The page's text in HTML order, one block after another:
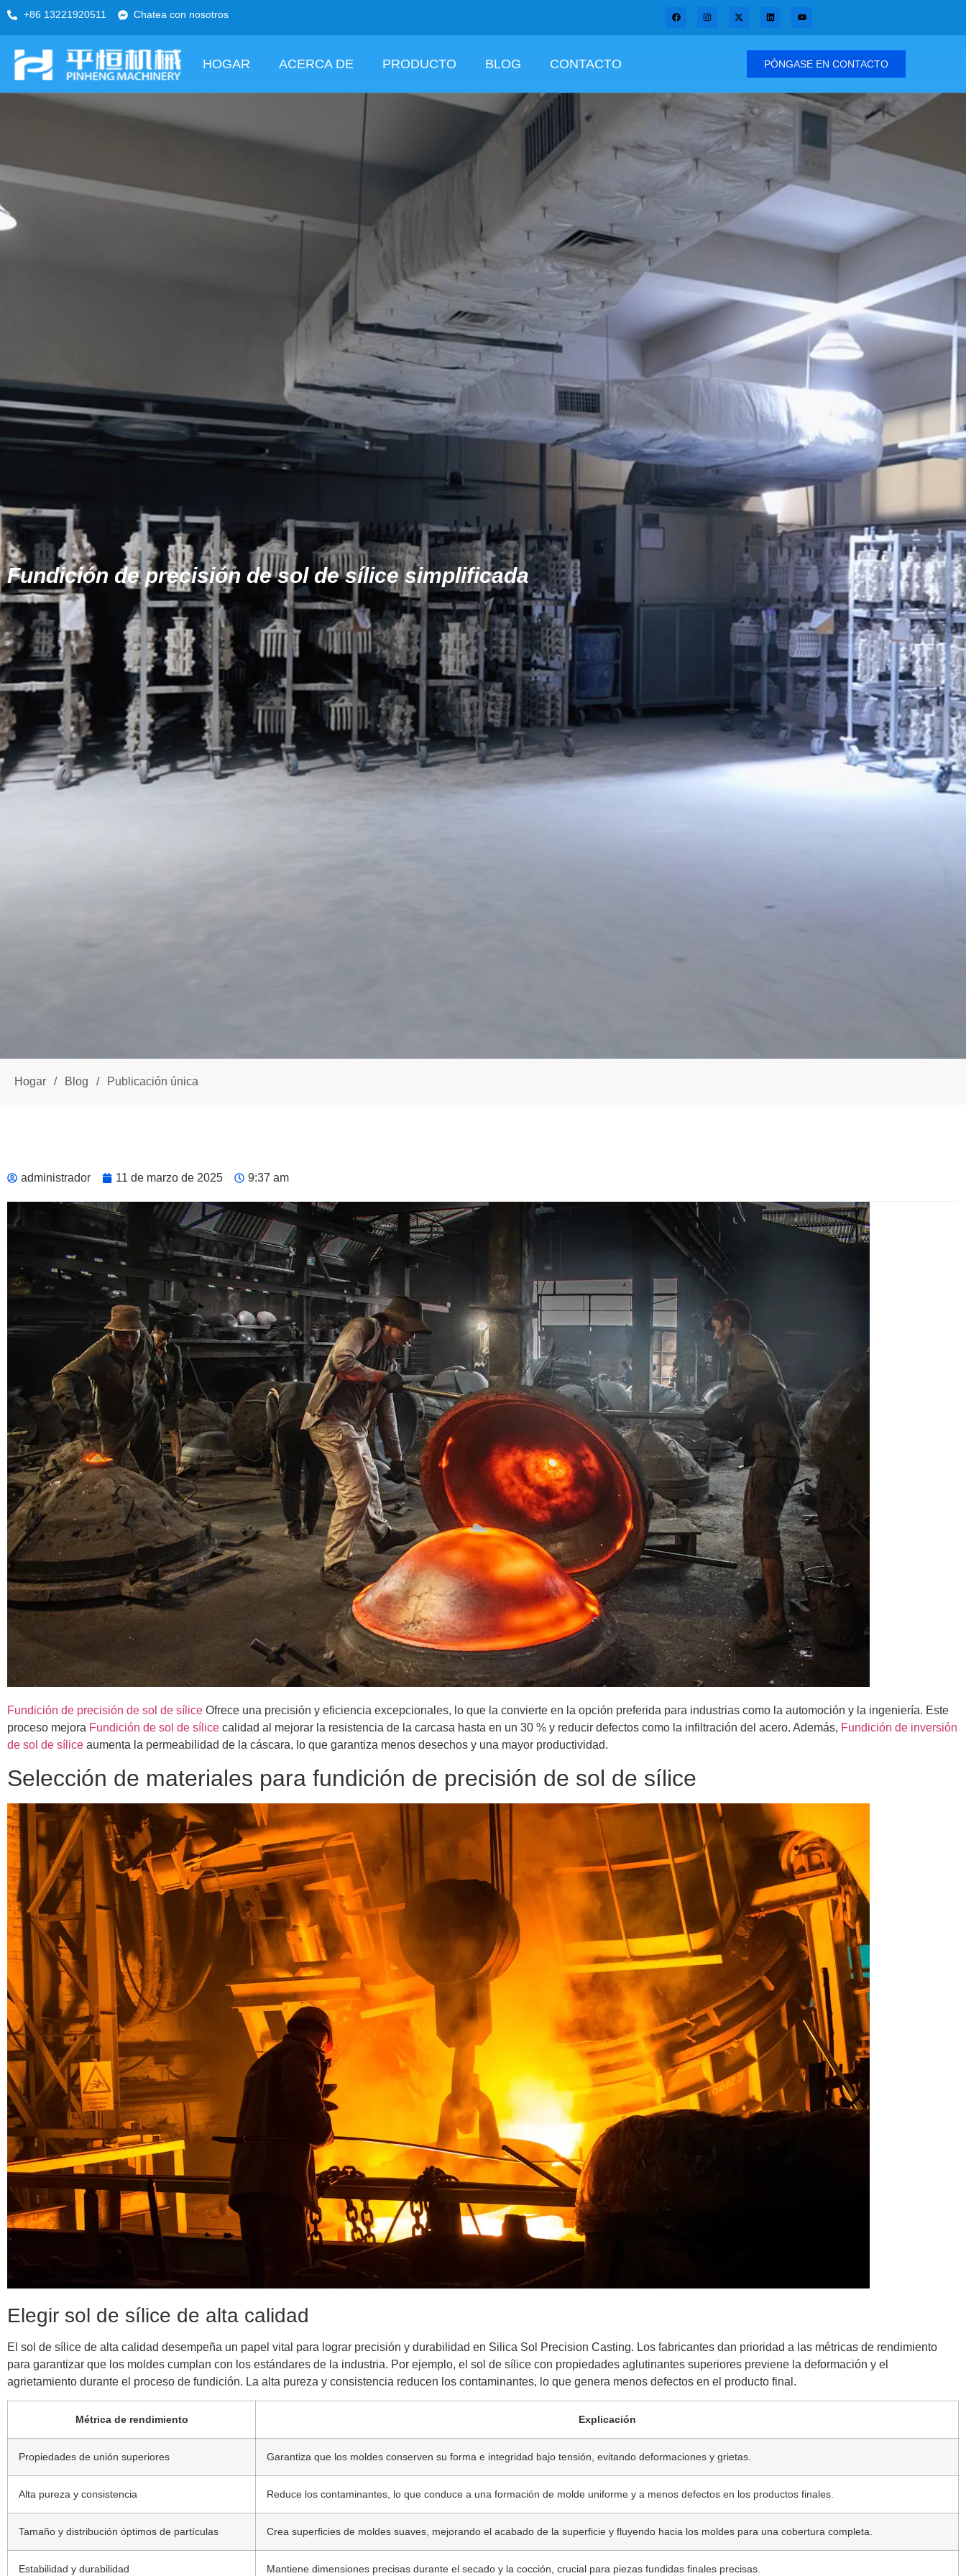
+86 13221920511 Chatea con nosotros
HOGAR ACERCA DE PRODUCTO BLOG CONTACTO PÓNGASE EN CONTACTO
Fundición de precisión de sol de sílice simplificada
Hogar / Blog / Publicación única
administrador 11 de marzo de 2025 9:37 am
Fundición de precisión de sol de sílice Ofrece una precisión y eficiencia excepcionales, lo que la convierte en la opción preferida para industrias como la automoción y la ingeniería. Este
proceso mejora Fundición de sol de sílice calidad al mejorar la resistencia de la carcasa hasta en un 30 % y reducir defectos como la infiltración del acero. Además, Fundición de inversión
de sol de sílice aumenta la permeabilidad de la cáscara, lo que garantiza menos desechos y una mayor productividad.
Selección de materiales para fundición de precisión de sol de sílice
Elegir sol de sílice de alta calidad
El sol de sílice de alta calidad desempeña un papel vital para lograr precisión y durabilidad en Silica Sol Precision Casting. Los fabricantes dan prioridad a las métricas de rendimiento
para garantizar que los moldes cumplan con los estándares de la industria. Por ejemplo, el sol de sílice con propiedades aglutinantes superiores previene la deformación y el
agrietamiento durante el proceso de fundición. La alta pureza y consistencia reducen los contaminantes, lo que genera menos defectos en el producto final.
Métrica de rendimiento Explicación
Propiedades de unión superiores Garantiza que los moldes conserven su forma e integridad bajo tensión, evitando deformaciones y grietas.
Alta pureza y consistencia Reduce los contaminantes, lo que conduce a una formación de molde uniforme y a menos defectos en los productos finales.
Tamaño y distribución óptimos de partículas Crea superficies de moldes suaves, mejorando el acabado de la superficie y fluyendo hacia los moldes para una cobertura completa.
Estabilidad y durabilidad Mantiene dimensiones precisas durante el secado y la cocción, crucial para piezas fundidas finales precisas.